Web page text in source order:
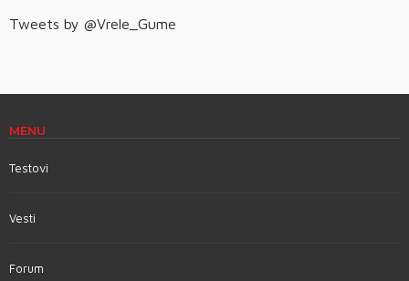
Tweets by @Vrele_Gume
MENU
Testovi
Vesti
Forum